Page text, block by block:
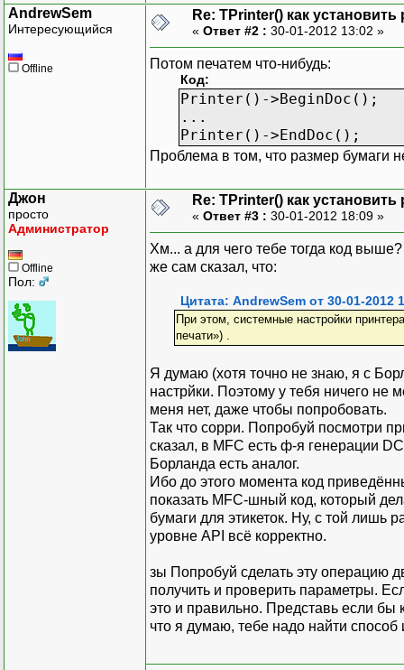
AndrewSem
Интересующийся
Offline
Re: TPrinter() как
« Ответ #2 : 30-01-2012 13:02 »
Потом печатем что-нибудь:
Код:
Printer()->BeginDoc();
...
Printer()->EndDoc();
Проблема в том, что размер бумаги
Джон
просто
Администратор
Offline
Пол:
Re: TPrinter() как
« Ответ #3 : 30-01-2012 18:09 »
Хм... а для чего тебе тогда код
же сам сказал, что:
Цитата: AndrewSem от 30-01-2012
При этом, системные настройки
печати») .
Я думаю (хотя точно не знаю, я с
настрйки. Поэтому у тебя ничего не
меня нет, даже чтобы попробовать.
Так что сорри. Попробуй посмотри
сказал, в MFC есть ф-я генерации
Борланда есть аналог.
Ибо до этого момента код
показать MFC-шный код, который
бумаги для этикеток. Ну, с той лишь
уровне API всё корректно.
зы Попробуй сделать эту операцию
получить и проверить параметры.
это и правильно. Представь если бы
что я думаю, тебе надо найти